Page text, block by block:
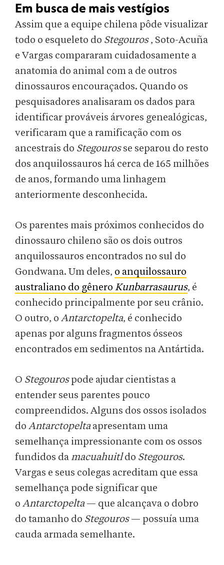
Em busca de mais vestígios
Assim que a equipe chilena pôde visualizar
todo o esqueleto do Stegouros, Soto-Acuña
e Vargas compararam cuidadosamente a
anatomia do animal com a de outros
dinossauros encouraçados. Quando os
pesquisadores analisaram os dados para
identificar prováveis árvores genealógicas,
verificaram que a ramificação com os
ancestrais do Stegourosse separou do resto
dos anquilossauros há cerca de 165 milhões
de anos, formando uma linhagem
anteriormente desconhecida.
Os parentes mais próximos conhecidos do
dinossauro chileno são os dois outros
anquilossauros encontrados no sul do
Gondwana. Um deles, o anquilossauro
australiano do gênero Kunbarrasaurus, é
conhecido principalmente por seu crânio.
O outro, o Antarctopelta, é conhecido
apenas por alguns fragmentos ósseos
encontrados em sedimentos na Antártida.
O Stegourospode ajudar cientistas a
entender seus parentes pouco
compreendidos. Alguns dos ossos isolados
do Antarctopelta apresentam uma
semelhança impressionante com os ossos
fundidos da macuahuitldo Stegouros.
Vargas e seus colegas acreditam que essa
semelhança pode significar que
o Antarctopelta — que alcançava o dobro
do tamanho do Stegouros— possuía uma
cauda armada semelhante.